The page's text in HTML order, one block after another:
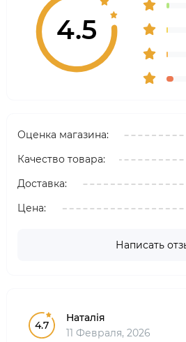
4.5
Оценка магазина:
Качество товара:
Доставка:
Цена:
Написать
4.7
Наталія
11 Февраля, 2026